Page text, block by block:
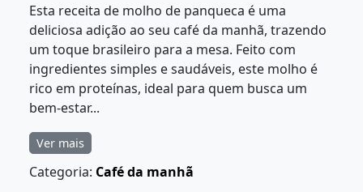
Esta receita de molho de panqueca é uma
deliciosa adição ao seu café da manhã, trazendo
um toque brasileiro para a mesa. Feito com
ingredientes simples e saudáveis, este molho é
rico em proteínas, ideal para quem busca um
bem-estar...
Ver mais
Categoria: Café da manhã